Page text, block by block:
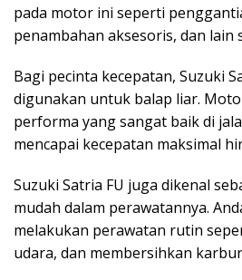
pada motor ini seperti
penambahan aksesoris, dan lain
Bagi pecinta kecepatan, Suzuki
digunakan untuk balap liar.
performa yang sangat baik di
mencapai kecepatan maksimal
Suzuki Satria FU juga dikenal
mudah dalam perawatannya.
melakukan perawatan rutin
udara, dan membersihkan